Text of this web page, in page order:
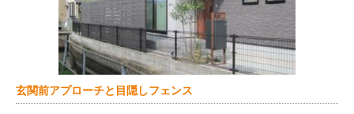
玄関前アプローチと目隠しフェンス